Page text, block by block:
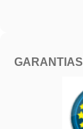
GARANTIAS